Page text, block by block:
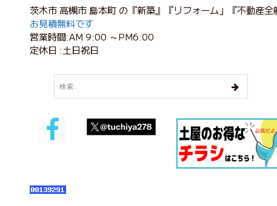
茨木市 高槻市 島本町 の『新築』『リフォーム」『不動産全
お見積無料です
営業時間:AM 9:00 ～PM6:00
定休日 :土日祝日